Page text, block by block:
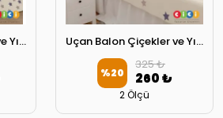
Uçan Balon Çiçekler ve Yıldızlar Oyun Çadırı Uçan Balon Çiçekler ve Yıldızlar Başlık Kılıfı
%20
325 ₺
260 ₺
2 Ölçü